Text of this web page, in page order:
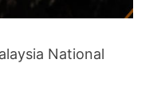
National